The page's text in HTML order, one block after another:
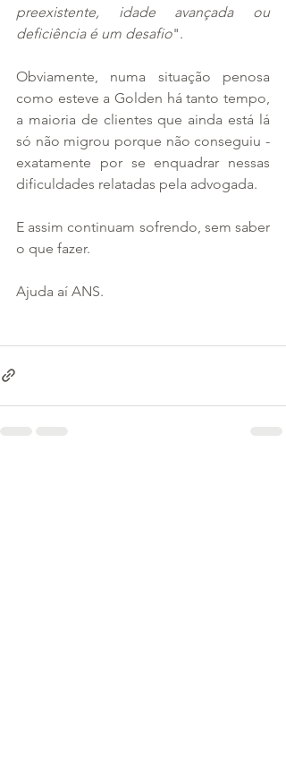
preexistente, idade avançada ou
deficiência é um desafio".
Obviamente, numa situação penosa
como esteve a Golden há tanto tempo,
a maioria de clientes que ainda está lá
só não migrou porque não conseguiu -
exatamente por se enquadrar nessas
dificuldades relatadas pela advogada.
E assim continuam sofrendo, sem saber
o que fazer.
Ajuda aí ANS.